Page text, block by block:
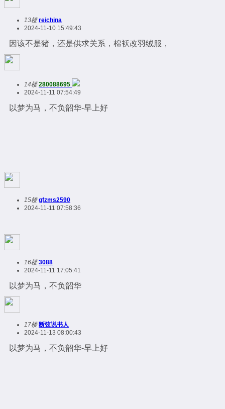
13楼 reichina
2024-11-10 15:49:43
因该不是猪，还是供求关系，棉袄改羽绒服，
14楼 280088695
2024-11-11 07:54:49
以梦为马，不负韶华-早上好
15楼 gfzms2590
2024-11-11 07:58:36
16楼 3088
2024-11-11 17:05:41
以梦为马，不负韶华
17楼 断弦说书人
2024-11-13 08:00:43
以梦为马，不负韶华-早上好